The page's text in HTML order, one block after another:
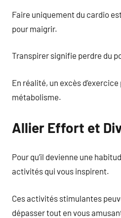
Faire uniquement du cardio
pour maigrir.
Transpirer signifie perdre du
En réalité, un excès
métabolisme.
Allier Effort et
Pour qu’il devienne une
activités qui vous inspirent.
Ces activités stimulantes
dépasser tout en vous